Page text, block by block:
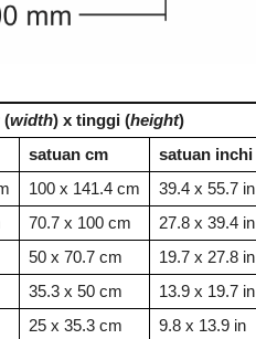
(width) x tinggi (height)
satuan cm
satuan inchi
100 x 141.4 cm
39.4 x 55.7 in
70.7 x 100 cm
27.8 x 39.4 in
50 x 70.7 cm
19.7 x 27.8 in
35.3 x 50 cm
13.9 x 19.7 in
25 x 35.3 cm
9.8 x 13.9 in